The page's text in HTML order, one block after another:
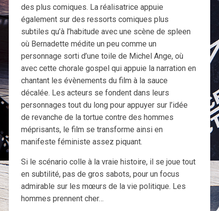
des plus comiques. La réalisatrice appuie
également sur des ressorts comiques plus
subtiles qu’à l’habitude avec une scène de spleen
où Bernadette médite un peu comme un
personnage sorti d’une toile de Michel Ange, où
avec cette chorale gospel qui appuie la narration en
chantant les évènements du film à la sauce
décalée. Les acteurs se fondent dans leurs
personnages tout du long pour appuyer sur l’idée
de revanche de la tortue contre des hommes
méprisants, le film se transforme ainsi en
manifeste féministe assez piquant.
Si le scénario colle à la vraie histoire, il se joue tout
en subtilité, pas de gros sabots, pour un focus
admirable sur les mœurs de la vie politique. Les
hommes prennent cher…